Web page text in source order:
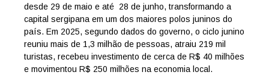
desde 29 de maio e até 28 de junho, transformando a
capital sergipana em um dos maiores polos juninos do
país. Em 2025, segundo dados do governo, o ciclo junino
reuniu mais de 1,3 milhão de pessoas, atraiu 219 mil
turistas, recebeu investimento de cerca de R$ 40 milhões
e movimentou R$ 250 milhões na economia local.